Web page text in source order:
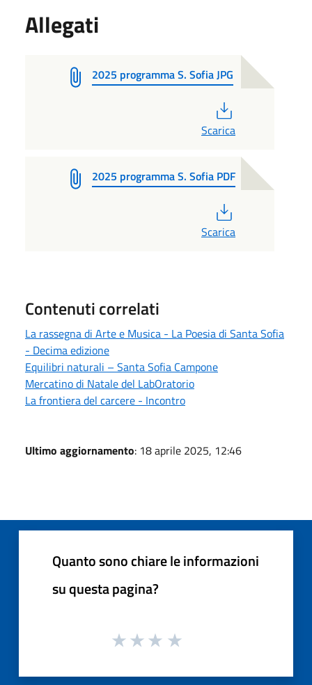
Allegati
2025 programma S. Sofia JPG
Scarica
2025 programma S. Sofia PDF
Scarica
Contenuti correlati
La rassegna di Arte e Musica - La Poesia di Santa Sofia
- Decima edizione
Equilibri naturali – Santa Sofia Campone
Mercatino di Natale del LabOratorio
La frontiera del carcere - Incontro
Ultimo aggiornamento: 18 aprile 2025, 12:46
Quanto sono chiare le informazioni
su questa pagina?